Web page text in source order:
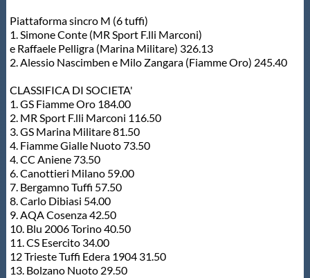
Piattaforma sincro M (6 tuffi)
1. Simone Conte (MR Sport F.lli Marconi)
e Raffaele Pelligra (Marina Militare) 326.13
2. Alessio Nascimben e Milo Zangara (Fiamme Oro) 245.40
CLASSIFICA DI SOCIETA'
1. GS Fiamme Oro 184.00
2. MR Sport F.lli Marconi 116.50
3. GS Marina Militare 81.50
4. Fiamme Gialle Nuoto 73.50
4. CC Aniene 73.50
6. Canottieri Milano 59.00
7. Bergamno Tuffi 57.50
8. Carlo Dibiasi 54.00
9. AQA Cosenza 42.50
10. Blu 2006 Torino 40.50
11. CS Esercito 34.00
12 Trieste Tuffi Edera 1904 31.50
13. Bolzano Nuoto 29.50